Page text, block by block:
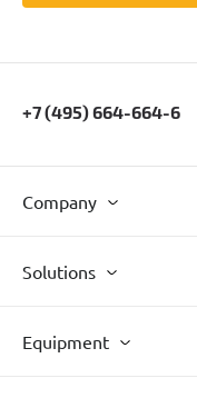
+7 (495) 664-664-6
Company
Solutions
Equipment